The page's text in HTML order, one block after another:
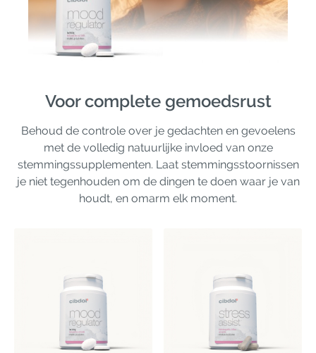
Voor complete gemoedsrust
Behoud de controle over je gedachten en gevoelens
met de volledig natuurlijke invloed van onze
stemmingssupplementen. Laat stemmingsstoornissen
je niet tegenhouden om de dingen te doen waar je van
houdt, en omarm elk moment.